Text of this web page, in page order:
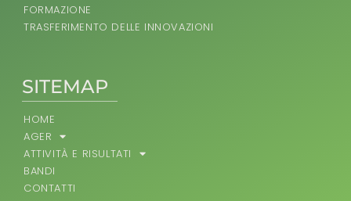
FORMAZIONE
TRASFERIMENTO DELLE INNOVAZIONI
SITEMAP
HOME
AGER
ATTIVITÀ E RISULTATI
BANDI
CONTATTI